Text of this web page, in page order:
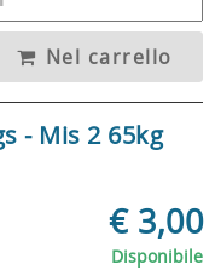
Nel carrello
- Mis 2 65kg
€ 3,00
Disponibile